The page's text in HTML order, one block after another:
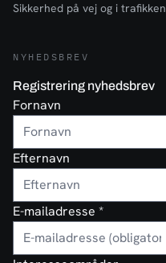
Sikkerhed på vej og i trafikken
NYHEDSBREV
Registrering nyhedsbrev
Fornavn
Efternavn
E-mailadresse *